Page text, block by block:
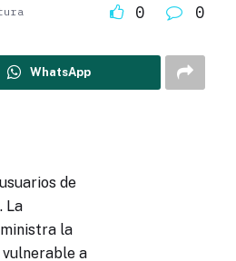
0 0
WhatsApp
de
La
la
a